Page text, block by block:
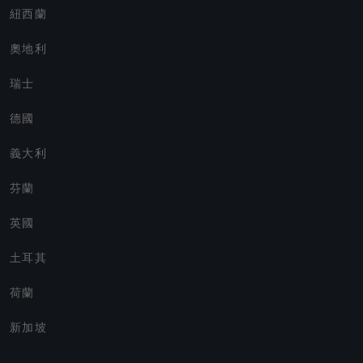
紐西蘭
奧地利
瑞士
德國
義大利
芬蘭
英國
土耳其
荷蘭
新加坡